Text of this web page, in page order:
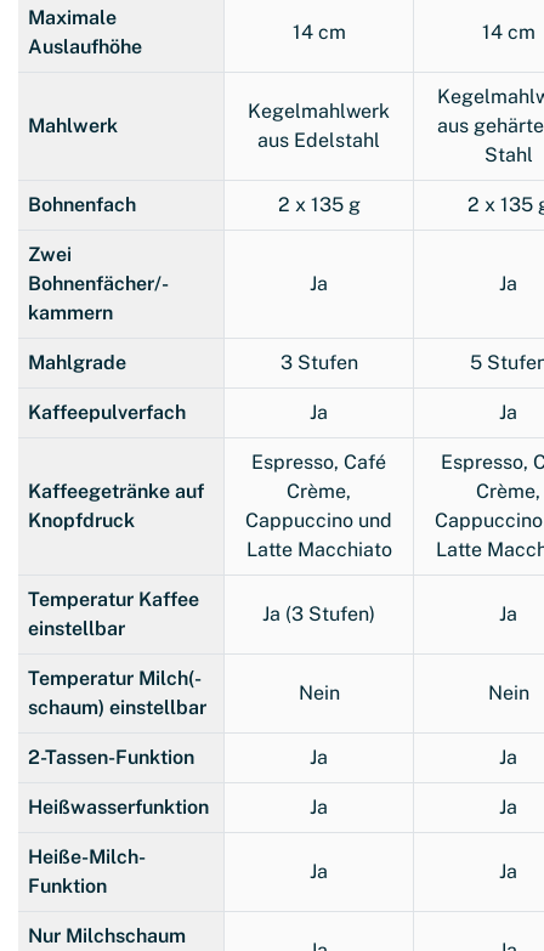
Maximale
Auslaufhöhe
14 cm 14 cm
Mahlwerk
Kegelmahlwerk
aus Edelstahl
aus
Stahl
Bohnenfach 2 x 135 g 2 x 135
Zwei
Bohnenfächer/-
kammern
Ja Ja
Mahlgrade 3 Stufen 5
Kaffeepulverfach Ja Ja
Kaffeegetränke auf
Knopfdruck
Espresso, Café
Crème,
Cappuccino und
Latte Macchiato
Espresso,
Crème,
Latte
Temperatur Kaffee
einstellbar
Ja (3 Stufen) Ja
Temperatur Milch(-
schaum) einstellbar
Nein Nein
2-Tassen-Funktion Ja Ja
Heißwasserfunktion Ja Ja
Heiße-Milch-
Funktion
Ja Ja
Nur Milchschaum